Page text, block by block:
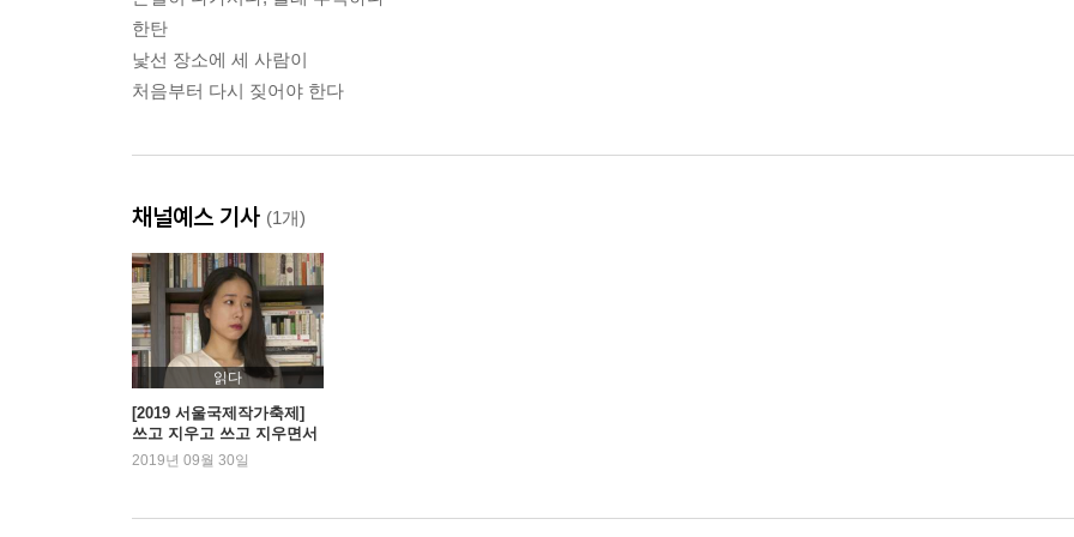
한탄
낯선 장소에 세 사람이
처음부터 다시 짖어야 한다
채널예스 기사 (1개)
읽다
[2019 서울국제작가축제]
쓰고 지우고 쓰고 지우면서
– 한유주
2019년 09월 30일